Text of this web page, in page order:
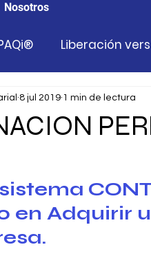
Liberación
Avisos Importantes
8 jul 2019 1 min de lectura
en Adquirir
Nosotros